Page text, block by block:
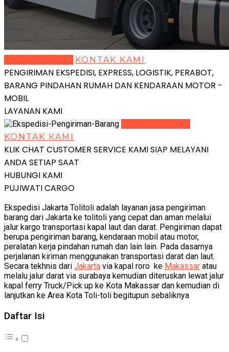
KONTAK KAMI
PENGIRIMAN EKSPEDISI, EXPRESS, LOGISTIK, PERABOT,
BARANG PINDAHAN RUMAH DAN KENDARAAN MOTOR -
MOBIL
LAYANAN KAMI
KONTAK KAMI
KLIK CHAT CUSTOMER SERVICE KAMI SIAP MELAYANI
ANDA SETIAP SAAT
HUBUNGI KAMI
PUJIWATI CARGO
Ekspedisi Jakarta Tolitoli adalah layanan jasa pengiriman
barang dari Jakarta ke tolitoli yang cepat dan aman melalui
jalur kargo transportasi kapal laut dan darat. Pengiriman dapat
berupa pengiriman barang, kendaraan mobil atau motor,
peralatan kerja pindahan rumah dan lain lain. Pada dasarnya
perjalanan kiriman menggunakan transportasi darat dan laut.
Secara tekhnis dari Jakarta via kapal roro ke Makassar atau
melalu jalur darat via surabaya kemudian diteruskan lewat jalur
kapal ferry Truck/Pick up ke Kota Makassar dan kemudian di
lanjutkan ke Area Kota Toli-toli begitupun sebaliknya
Daftar Isi